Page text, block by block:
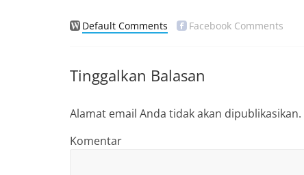
Default Comments Facebook Comments
Tinggalkan Balasan
Alamat email Anda tidak akan dipublikasikan.
Komentar